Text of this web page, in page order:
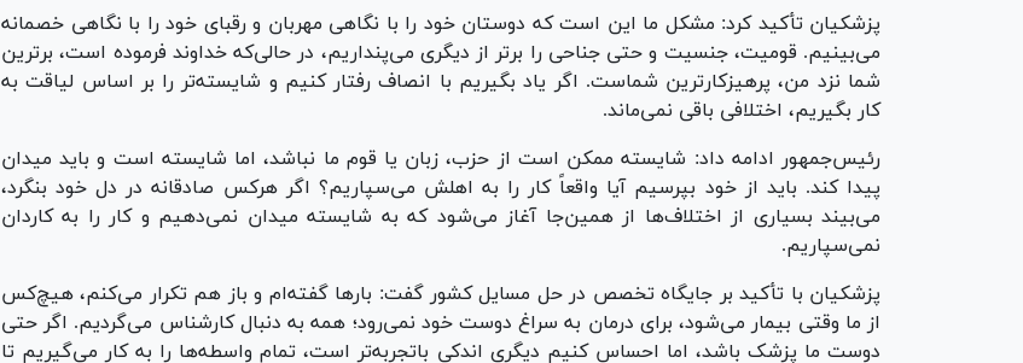
پزشکیان تأکید کرد: مشکل ما این است که دوستان خود را با نگاهی مهربان و رقبای خود را با نگاهی خصمانه
می‌بینیم. قومیت، جنسیت و حتی جناحی را برتر از دیگری می‌پنداریم، در حالی‌که خداوند فرموده است، برترین
شما نزد من، پرهیزکارترین شماست. اگر یاد بگیریم با انصاف رفتار کنیم و شایسته‌تر را بر اساس لیاقت به
کار بگیریم، اختلافی باقی نمی‌ماند.
رئیس‌جمهور ادامه داد: شایسته ممکن است از حزب، زبان یا قوم ما نباشد، اما شایسته است و باید میدان
پیدا کند. باید از خود بپرسیم آیا واقعاً کار را به اهلش می‌سپاریم؟ اگر هرکس صادقانه در دل خود بنگرد،
می‌بیند بسیاری از اختلاف‌ها از همین‌جا آغاز می‌شود که به شایسته میدان نمی‌دهیم و کار را به کاردان
نمی‌سپاریم.
پزشکیان با تأکید بر جایگاه تخصص در حل مسایل کشور گفت: بار‌ها گفته‌ام و باز هم تکرار می‌کنم، هیچ‌کس
از ما وقتی بیمار می‌شود، برای درمان به سراغ دوست خود نمی‌رود؛ همه به دنبال کارشناس می‌گردیم. اگر حتی
دوست ما پزشک باشد، اما احساس کنیم دیگری اندکی باتجربه‌تر است، تمام واسطه‌ها را به کار می‌گیریم تا